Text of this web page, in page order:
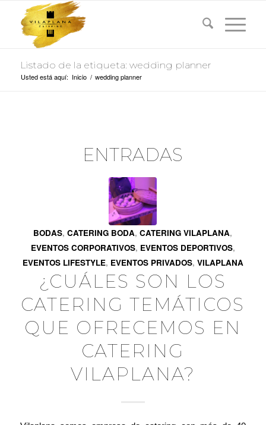
Listado de la etiqueta: wedding planner
Usted está aquí: Inicio / wedding planner
ENTRADAS
BODAS,CATERING BODA,CATERING VILAPLANA,
EVENTOS CORPORATIVOS, EVENTOS DEPORTIVOS,
EVENTOS LIFESTYLE, EVENTOS PRIVADOS, VILAPLANA
¿CUÁLES SON LOS
CATERING TEMÁTICOS
QUE OFRECEMOS EN
CATERING
VILAPLANA?